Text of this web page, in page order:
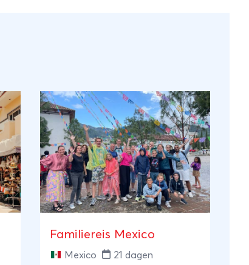
Familiereis Mexico
Mexico
21 dagen